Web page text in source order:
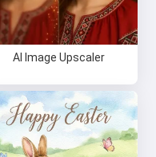
AI Image Upscaler